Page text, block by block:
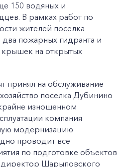
150 водяных и
В рамках работ по
жителей поселка
пожарных гидранта и
на открытых
принял на обслуживание
поселка Дубинино
изношенном
компания
модернизацию
проводит все
по подготовке объектов
директор Шарыповского